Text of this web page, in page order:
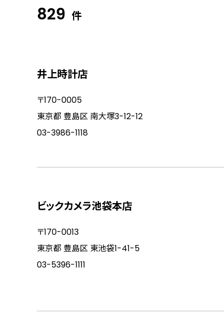
829 件
井上時計店
〒170-0005
東京都 豊島区 南大塚3-12-12
03-3986-1118
ビックカメラ池袋本店
〒170-0013
東京都 豊島区 東池袋1-41-5
03-5396-1111